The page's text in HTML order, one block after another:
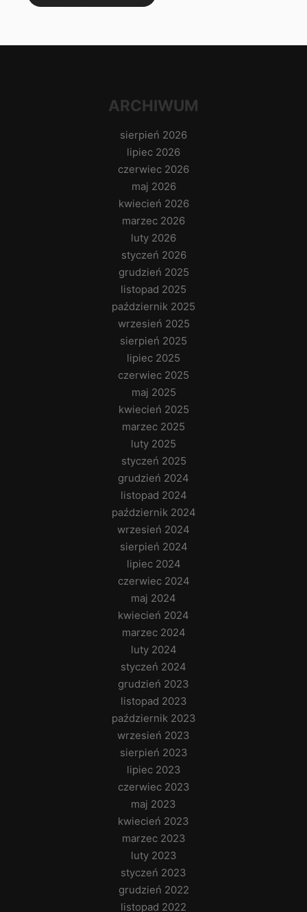
ARCHIWUM
sierpień 2026
lipiec 2026
czerwiec 2026
maj 2026
kwiecień 2026
marzec 2026
luty 2026
styczeń 2026
grudzień 2025
listopad 2025
październik 2025
wrzesień 2025
sierpień 2025
lipiec 2025
czerwiec 2025
maj 2025
kwiecień 2025
marzec 2025
luty 2025
styczeń 2025
grudzień 2024
listopad 2024
październik 2024
wrzesień 2024
sierpień 2024
lipiec 2024
czerwiec 2024
maj 2024
kwiecień 2024
marzec 2024
luty 2024
styczeń 2024
grudzień 2023
listopad 2023
październik 2023
wrzesień 2023
sierpień 2023
lipiec 2023
czerwiec 2023
maj 2023
kwiecień 2023
marzec 2023
luty 2023
styczeń 2023
grudzień 2022
listopad 2022